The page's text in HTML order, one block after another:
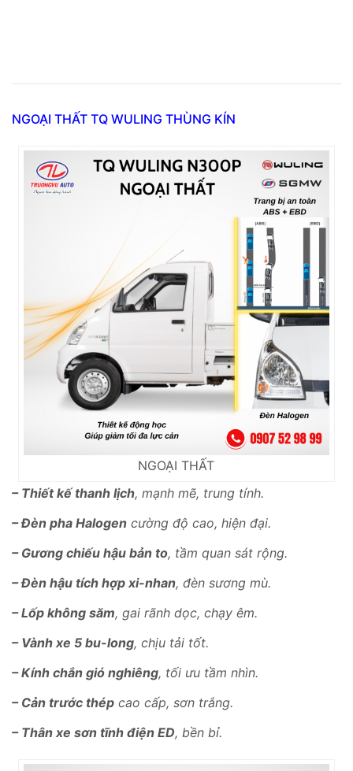
NGOẠI THẤT TQ WULING THÙNG KÍN
NGOẠI THẤT
– Thiết kế thanh lịch, mạnh mẽ, trung tính.
– Đèn pha Halogen cường độ cao, hiện đại.
– Gương chiếu hậu bản to, tầm quan sát rộng.
– Đèn hậu tích hợp xi-nhan, đèn sương mù.
– Lốp không săm, gai rãnh dọc, chạy êm.
– Vành xe 5 bu-long, chịu tải tốt.
– Kính chắn gió nghiêng, tối ưu tầm nhìn.
– Cản trước thép cao cấp, sơn trắng.
– Thân xe sơn tĩnh điện ED, bền bỉ.